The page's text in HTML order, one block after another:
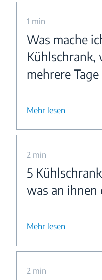
1 min
Was mache
Kühlschrank,
mehrere
Mehr lesen
2 min
5
was an ihnen
Mehr lesen
2 min